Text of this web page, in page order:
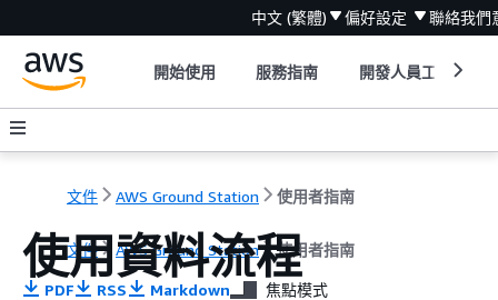
中文 (繁體) 偏好設定 聯絡我們
開始使用 服務指南 開發人員工具
文件 AWS Ground Station 使用者指南
文件 AWS Ground Station 使用者指南
使用資料流程
PDF RSS Markdown 焦點模式